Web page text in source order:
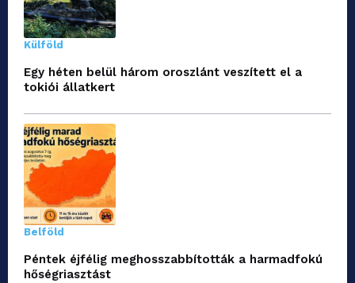
Külföld
Egy héten belül három oroszlánt veszített el a
tokiói állatkert
Belföld
Péntek éjfélig meghosszabbították a harmadfokú
hőségriasztást